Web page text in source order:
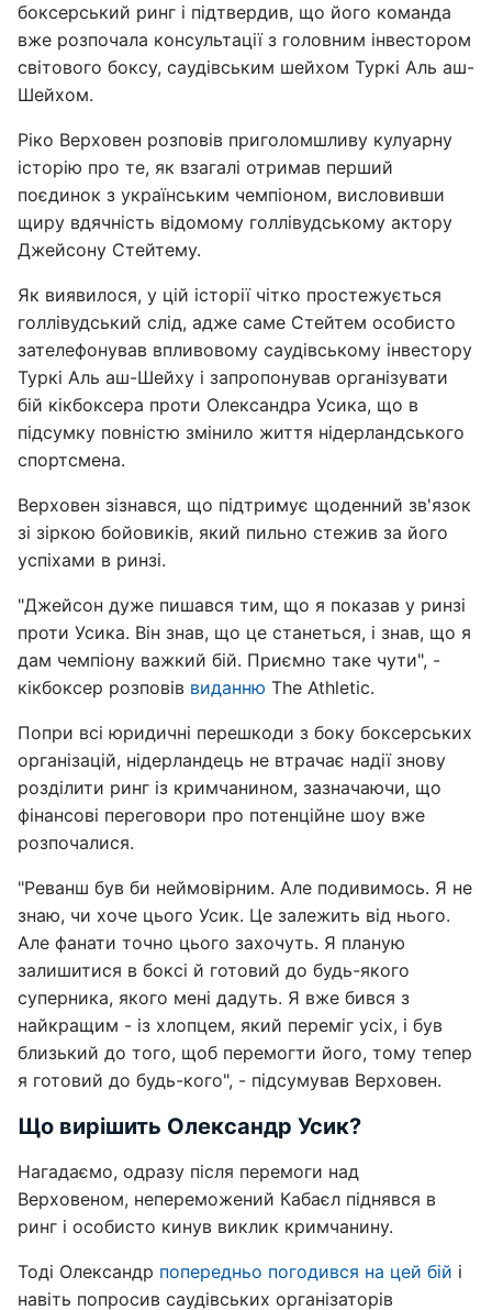
боксерський ринг і підтвердив, що його команда
вже розпочала консультації з головним інвестором
світового боксу, саудівським шейхом Туркі Аль аш-
Шейхом.
Ріко Верховен розповів приголомшливу кулуарну
історію про те, як взагалі отримав перший
поєдинок з українським чемпіоном, висловивши
щиру вдячність відомому голлівудському актору
Джейсону Стейтему.
Як виявилося, у цій історії чітко простежується
голлівудський слід, адже саме Стейтем особисто
зателефонував впливовому саудівському інвестору
Туркі Аль аш-Шейху і запропонував організувати
бій кікбоксера проти Олександра Усика, що в
підсумку повністю змінило життя нідерландського
спортсмена.
Верховен зізнався, що підтримує щоденний зв'язок
зі зіркою бойовиків, який пильно стежив за його
успіхами в ринзі.
"Джейсон дуже пишався тим, що я показав у ринзі
проти Усика. Він знав, що це станеться, і знав, що я
дам чемпіону важкий бій. Приємно таке чути", -
кікбоксер розповів виданню The Athletic.
Попри всі юридичні перешкоди з боку боксерських
організацій, нідерландець не втрачає надії знову
розділити ринг із кримчанином, зазначаючи, що
фінансові переговори про потенційне шоу вже
розпочалися.
"Реванш був би неймовірним. Але подивимось. Я не
знаю, чи хоче цього Усик. Це залежить від нього.
Але фанати точно цього захочуть. Я планую
залишитися в боксі й готовий до будь-якого
суперника, якого мені дадуть. Я вже бився з
найкращим - із хлопцем, який переміг усіх, і був
близький до того, щоб перемогти його, тому тепер
я готовий до будь-кого", - підсумував Верховен.
Що вирішить Олександр Усик?
Нагадаємо, одразу після перемоги над
Верховеном, непереможений Кабаєл піднявся в
ринг і особисто кинув виклик кримчанину.
Тоді Олександр попередньо погодився на цей бій і
навіть попросив саудівських організаторів